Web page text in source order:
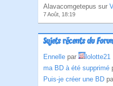
Alavacomgetepus sur
7 Août, 18:19
Sujets récents du
Ennelle par
lolotte21
ma BD à été supprimé
Puis-je créer une BD